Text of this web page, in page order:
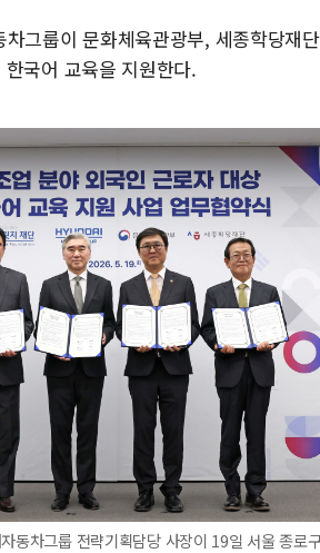
그룹이 문화체육관광부, 세종학당재
국어 교육을 지원한다.
동차그룹 전략기획담당 사장이 19일 서울 종로